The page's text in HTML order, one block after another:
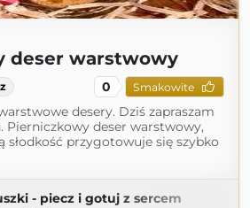
deser warstwowy
0 Smakowite
desery. Dziś zapraszam
Pierniczkowy deser warstwowy,
słodkość przygotowuje się szybko
- piecz i gotuj z sercem